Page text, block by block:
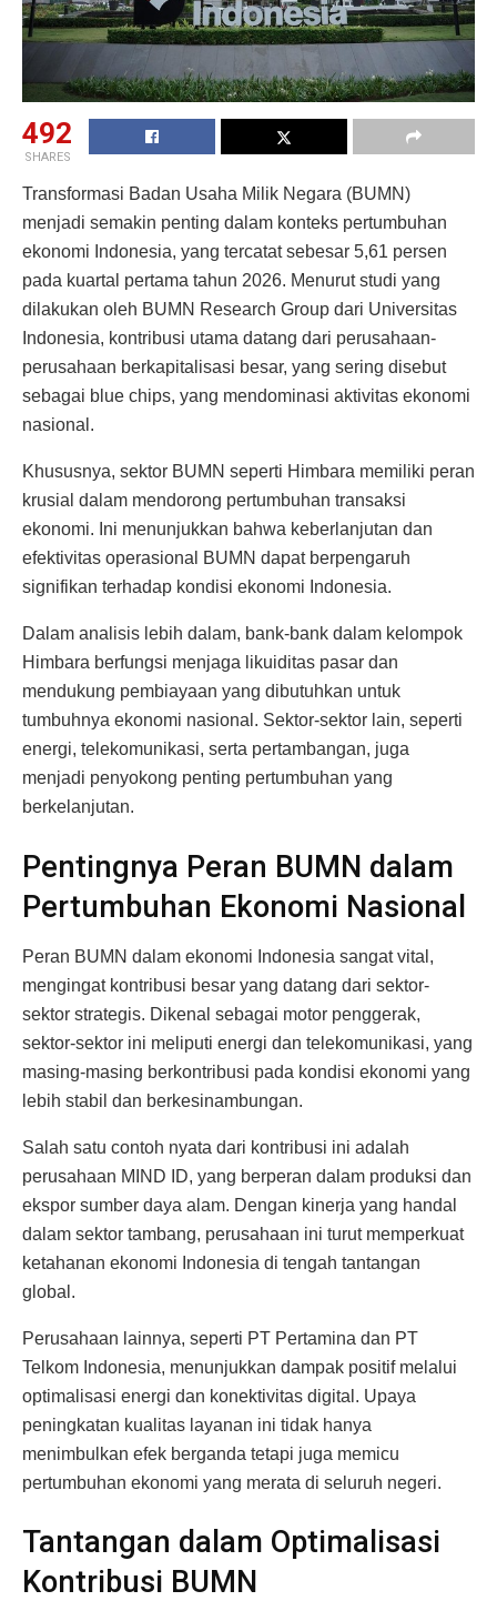
492
SHARES
Transformasi Badan Usaha Milik Negara (BUMN)
menjadi semakin penting dalam konteks pertumbuhan
ekonomi Indonesia, yang tercatat sebesar 5,61 persen
pada kuartal pertama tahun 2026. Menurut studi yang
dilakukan oleh BUMN Research Group dari Universitas
Indonesia, kontribusi utama datang dari perusahaan-
perusahaan berkapitalisasi besar, yang sering disebut
sebagai blue chips, yang mendominasi aktivitas ekonomi
nasional.
Khususnya, sektor BUMN seperti Himbara memiliki peran
krusial dalam mendorong pertumbuhan transaksi
ekonomi. Ini menunjukkan bahwa keberlanjutan dan
efektivitas operasional BUMN dapat berpengaruh
signifikan terhadap kondisi ekonomi Indonesia.
Dalam analisis lebih dalam, bank-bank dalam kelompok
Himbara berfungsi menjaga likuiditas pasar dan
mendukung pembiayaan yang dibutuhkan untuk
tumbuhnya ekonomi nasional. Sektor-sektor lain, seperti
energi, telekomunikasi, serta pertambangan, juga
menjadi penyokong penting pertumbuhan yang
berkelanjutan.
Pentingnya Peran BUMN dalam
Pertumbuhan Ekonomi Nasional
Peran BUMN dalam ekonomi Indonesia sangat vital,
mengingat kontribusi besar yang datang dari sektor-
sektor strategis. Dikenal sebagai motor penggerak,
sektor-sektor ini meliputi energi dan telekomunikasi, yang
masing-masing berkontribusi pada kondisi ekonomi yang
lebih stabil dan berkesinambungan.
Salah satu contoh nyata dari kontribusi ini adalah
perusahaan MIND ID, yang berperan dalam produksi dan
ekspor sumber daya alam. Dengan kinerja yang handal
dalam sektor tambang, perusahaan ini turut memperkuat
ketahanan ekonomi Indonesia di tengah tantangan
global.
Perusahaan lainnya, seperti PT Pertamina dan PT
Telkom Indonesia, menunjukkan dampak positif melalui
optimalisasi energi dan konektivitas digital. Upaya
peningkatan kualitas layanan ini tidak hanya
menimbulkan efek berganda tetapi juga memicu
pertumbuhan ekonomi yang merata di seluruh negeri.
Tantangan dalam Optimalisasi
Kontribusi BUMN